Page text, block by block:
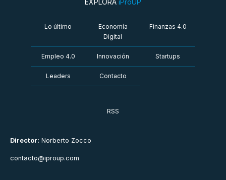
Director: Norberto Zocco
contacto@iproup.com
EXPLORÁ iProUP
Lo último
Economía
Digital
Finanzas 4.0
Empleo 4.0 Innovación Startups
Leaders Contacto
RSS